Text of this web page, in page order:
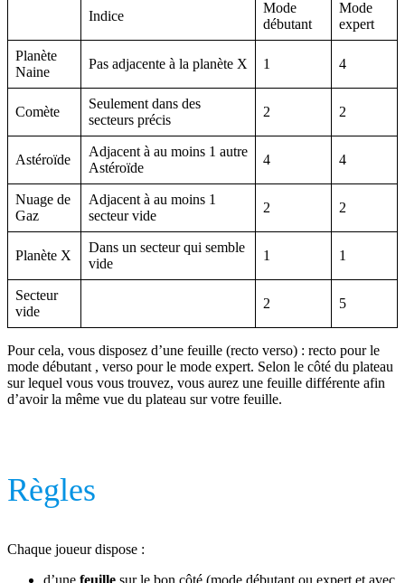
Indice
Mode
débutant
Mode
expert
Planète
Naine
Pas adjacente à la planète X 1 4
Comète
Seulement dans des
secteurs précis
2 2
Astéroïde
Adjacent à au moins 1 autre
Astéroïde
4 4
Nuage de
Gaz
Adjacent à au moins 1
secteur vide
2 2
Planète X
Dans un secteur qui semble
vide
1 1
Secteur
vide
2 5
Pour cela, vous disposez d’une feuille (recto verso) : recto pour le
mode débutant , verso pour le mode expert. Selon le côté du plateau
sur lequel vous vous trouvez, vous aurez une feuille différente afin
d’avoir la même vue du plateau sur votre feuille.
Règles
Chaque joueur dispose :